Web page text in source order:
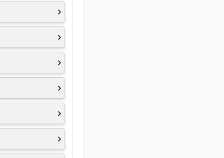
Multimedia FN
far-field